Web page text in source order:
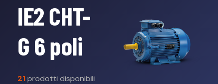
IE2 CHT-
G 6 poli
21prodotti disponibili